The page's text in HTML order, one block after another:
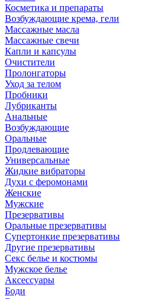
Косметика и препараты
Возбуждающие крема, гели
Массажные масла
Массажные свечи
Капли и капсулы
Очистители
Пролонгаторы
Уход за телом
Пробники
Лубриканты
Анальные
Возбуждающие
Оральные
Продлевающие
Универсальные
Жидкие вибраторы
Духи с феромонами
Женские
Мужские
Презервативы
Оральные презервативы
Супертонкие презервативы
Другие презервативы
Секс белье и костюмы
Мужское белье
Аксессуары
Боди